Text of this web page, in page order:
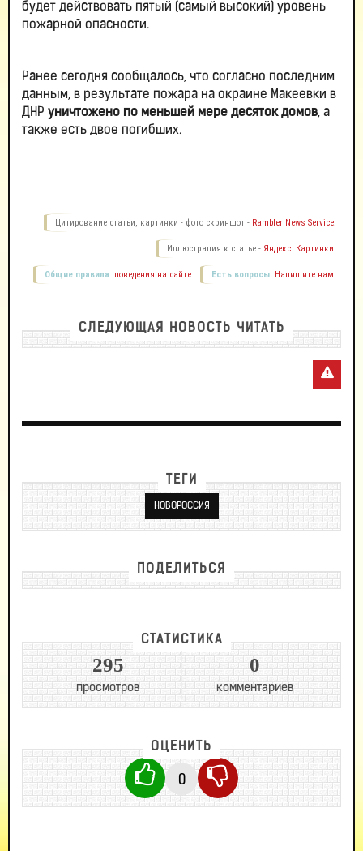
будет действовать пятый (самый высокий) уровень
пожарной опасности.
Ранее сегодня сообщалось, что согласно последним
данным, в результате пожара на окраине Макеевки в
ДНР уничтожено по меньшей мере десяток домов, а
также есть двое погибших.
Цитирование статьи, картинки - фото скриншот - Rambler News Service.
Иллюстрация к статье - Яндекс. Картинки.
Есть вопросы. Напишите нам.
Общие правила поведения на сайте.
СЛЕДУЮЩАЯ НОВОСТЬ ЧИТАТЬ
ТЕГИ
НОВОРОССИЯ
ПОДЕЛИТЬСЯ
СТАТИСТИКА
295
просмотров
0
комментариев
ОЦЕНИТЬ
0